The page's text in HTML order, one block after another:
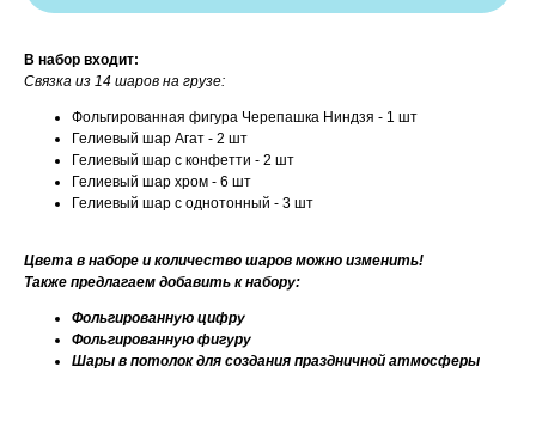
В набор входит:
Связка из 14 шаров на грузе:
Фольгированная фигура Черепашка Ниндзя - 1 шт
Гелиевый шар Агат - 2 шт
Гелиевый шар с конфетти - 2 шт
Гелиевый шар хром - 6 шт
Гелиевый шар с однотонный - 3 шт
Цвета в наборе и количество шаров можно изменить!
Также предлагаем добавить к набору:
Фольгированную цифру
Фольгированную фигуру
Шары в потолок для создания праздничной атмосферы